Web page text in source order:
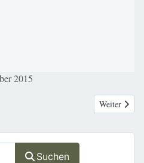
Suchen
2015
Nächster
Weiter